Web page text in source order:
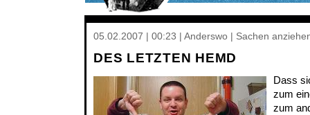
05.02.2007 | 00:23 | Anderswo | Sachen
DES LETZTEN HEMD
Dass
zum
zum